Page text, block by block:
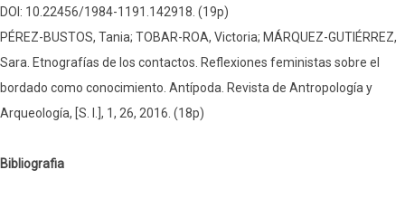
DOI: 10.22456/1984-1191.142918. (19p)
PÉREZ-BUSTOS, Tania; TOBAR-ROA, Victoria; MÁRQUEZ-GUTIÉRREZ,
Sara. Etnografías de los contactos. Reflexiones feministas sobre el
bordado como conocimiento. Antípoda. Revista de Antropología y
Arqueología, [S. l.], 1, 26, 2016. (18p)
Bibliografia